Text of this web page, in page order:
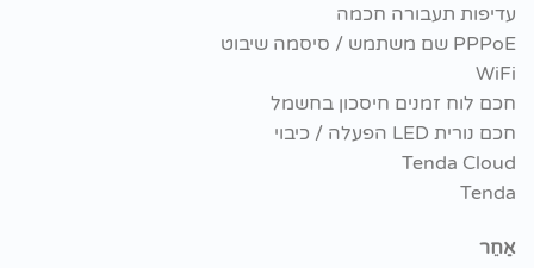
עדיפות תעבורה חכמה
PPPoE שם משתמש / סיסמה שיבוט
WiFi
חכם לוח זמנים חיסכון בחשמל
חכם נורית LED הפעלה / כיבוי
Tenda Cloud
Tenda
אַחֵר